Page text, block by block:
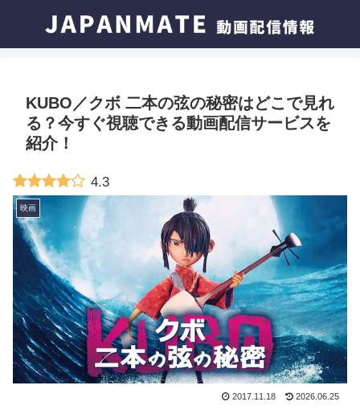
KUBO／クボ 二本の弦の秘密はどこで見れ
る？今すぐ視聴できる動画配信サービスを
紹介！
4.3
映画
2017.11.18 2026.06.25